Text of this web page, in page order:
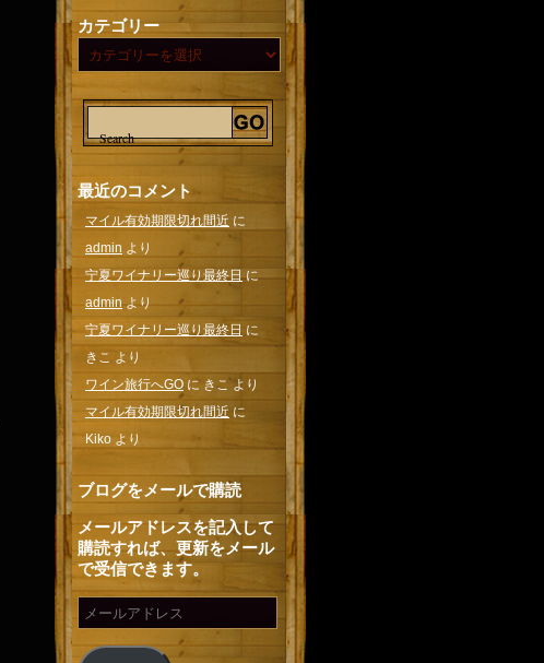
カテゴリー
最近のコメント
マイル有効期限切れ間近 に
admin より
宁夏ワイナリー巡り最終日に
admin より
宁夏ワイナリー巡り最終日 に
きこ より
ワイン旅行へGO に きこより
マイル有効期限切れ間近 に
Kiko より
ブログをメールで購読
メールアドレスを記入して
購読すれば、更新をメール
で受信できます。